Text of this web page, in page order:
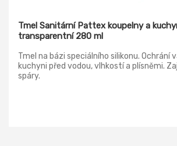
Tmel Sanitární Pattex koupelny a
transparentní 280 ml
Tmel na bázi speciálního silikonu. Ochrání
kuchyni před vodou, vlhkostí a plísněmi.
spáry.